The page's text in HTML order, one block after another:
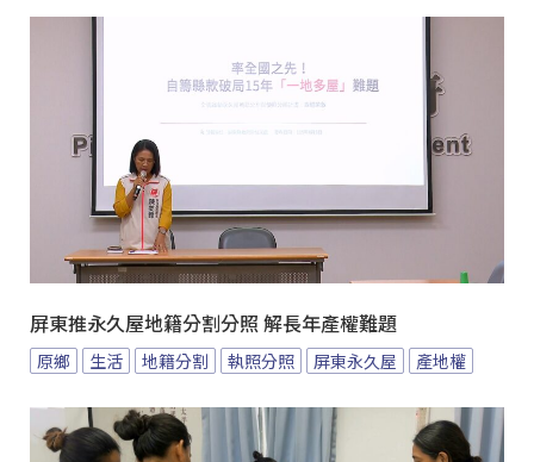
屏東推永久屋地籍分割分照 解長年產權難題
原鄉 生活 地籍分割 執照分照 屏東永久屋 產地權